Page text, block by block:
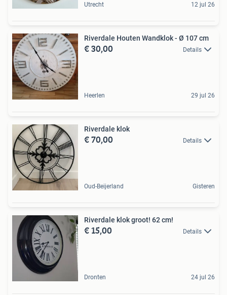
Utrecht 12 jul 26
Riverdale Houten Wandklok - Ø 107 cm
€ 30,00 Details
Heerlen 29 jul 26
Riverdale klok
€ 70,00 Details
Oud-Beijerland Gisteren
Riverdale klok groot! 62 cm!
€ 15,00 Details
Dronten 24 jul 26